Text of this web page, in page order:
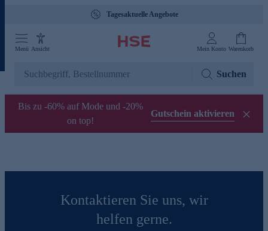
Tagesaktuelle Angebote
Menü Ansicht Mein Konto Warenkorb
Suchen
Bis zu -60% auf Mode und -20%
on top!
Gutschein aktivieren
Kontaktieren Sie uns, wir
helfen gerne.